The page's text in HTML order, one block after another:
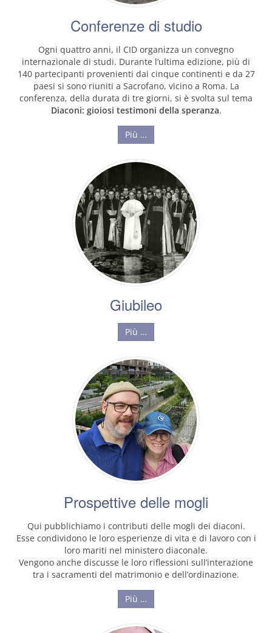
Conferenze di studio
Ogni quattro anni, il CID organizza un convegno
internazionale di studi. Durante l’ultima edizione, più di
140 partecipanti provenienti dai cinque continenti e da 27
paesi si sono riuniti a Sacrofano, vicino a Roma. La
conferenza, della durata di tre giorni, si è svolta sul tema
Diaconi: gioiosi testimoni della speranza.
Più …
Giubileo
Più …
Prospettive delle mogli
Qui pubblichiamo i contributi delle mogli dei diaconi.
Esse condividono le loro esperienze di vita e di lavoro con i
loro mariti nel ministero diaconale.
Vengono anche discusse le loro riflessioni sull’interazione
tra i sacramenti del matrimonio e dell’ordinazione.
Più …